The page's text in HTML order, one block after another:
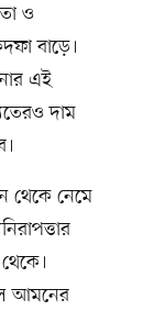
ও
বাড়ে।
এই
দাম
থেকে নেমে
আমনের